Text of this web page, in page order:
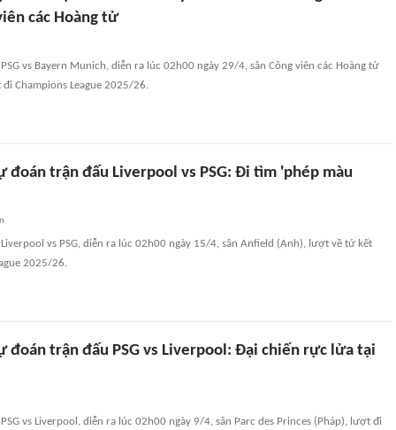
các Hoàng tử
vs Bayern Munich, diễn ra lúc 02h00 ngày 29/4, sân Công viên các Hoàng tử
Champions League 2025/26.
đoán trận đấu Liverpool vs PSG: Đi tìm 'phép màu
vs PSG, diễn ra lúc 02h00 ngày 15/4, sân Anfield (Anh), lượt về tứ kết
2025/26.
đoán trận đấu PSG vs Liverpool: Đại chiến rực lửa tại
vs Liverpool, diễn ra lúc 02h00 ngày 9/4, sân Parc des Princes (Pháp), lượt đi